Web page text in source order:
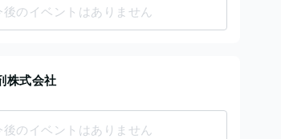
後のイベントはありません
株式会社
後のイベントはありません